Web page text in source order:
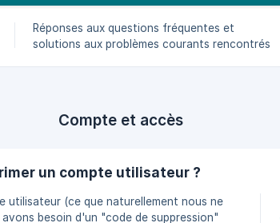
Réponses aux questions fréquentes et
solutions aux problèmes courants rencontrés
Compte et accès
un compte utilisateur ?
utilisateur (ce que naturellement nous ne
besoin d'un "code de suppression"